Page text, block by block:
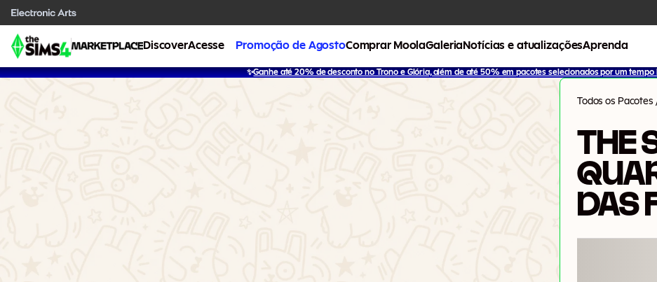
DiscoverAcesse Promoção de AgostoComprar MoolaGaleria Notícias e atualizaçõesAprenda
✨Ganhe até 20% de desconto no Trono e Glória, além de até 50% em pacotes selecionados por um tempo
Todos os Pacotes
THE
DAS